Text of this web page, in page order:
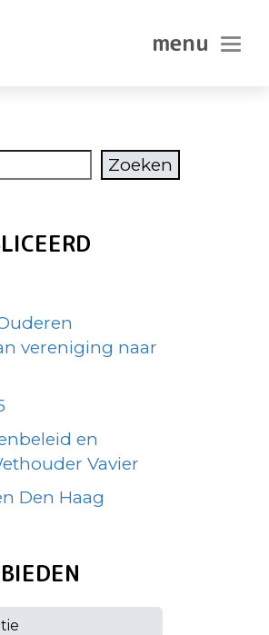
In-/
Zoeken
vereniging naar
en
Vavier
Den Haag